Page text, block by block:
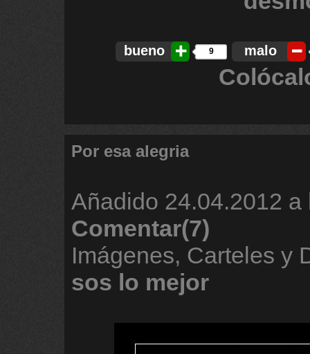
bueno 9 malo
Por esa alegria
Añadido 24.04.2012 a
Comentar(7)
Imágenes, Carteles y
sos lo mejor